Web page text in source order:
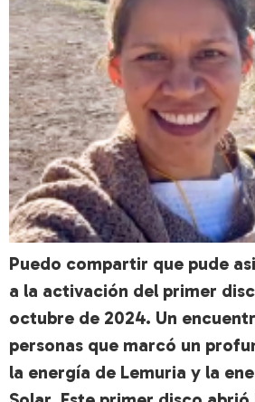
Puedo compartir que pude
a la activación del primer
octubre de 2024. Un
personas que marcó un
la energía de Lemuria y la